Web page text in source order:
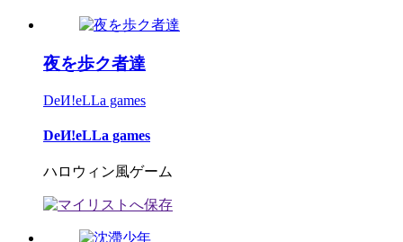
夜を歩ク者達
DeИ!eLLa games
DeИ!eLLa games
ハロウィン風ゲーム